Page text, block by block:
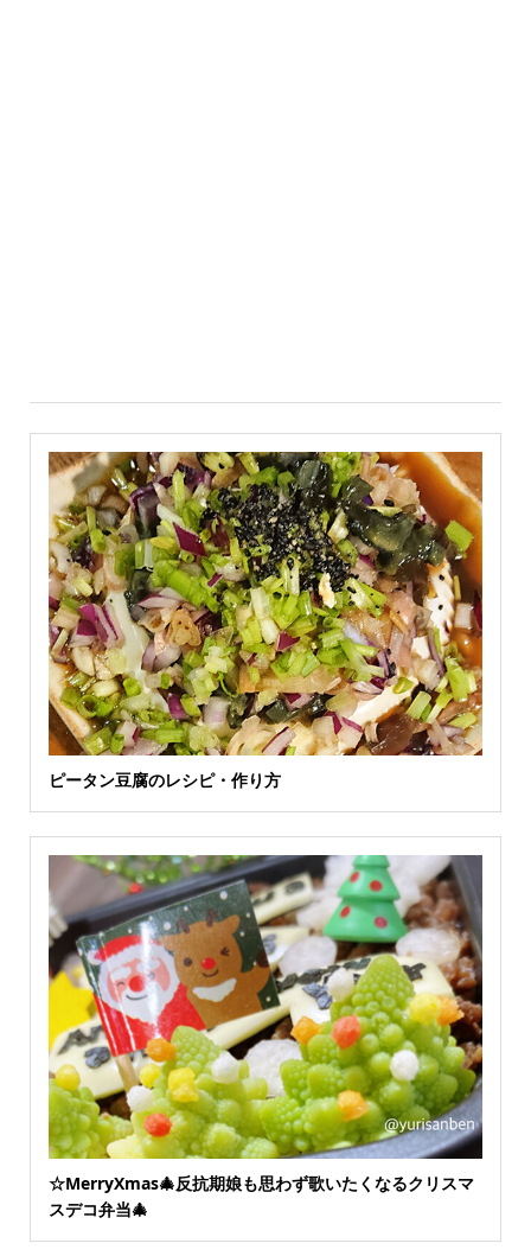
ピータン豆腐のレシピ・作り方
☆MerryXmas🎄反抗期娘も思わず歌いたくなるクリスマ
スデコ弁当🎄